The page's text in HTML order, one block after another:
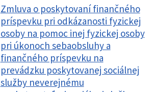
Zmluva o poskytovaní finančného
príspevku pri odkázanosti fyzickej
osoby na pomoc inej fyzickej osoby
pri úkonoch sebaobsluhy a
finančného príspevku na
prevádzku poskytovanej sociálnej
služby neverejnému